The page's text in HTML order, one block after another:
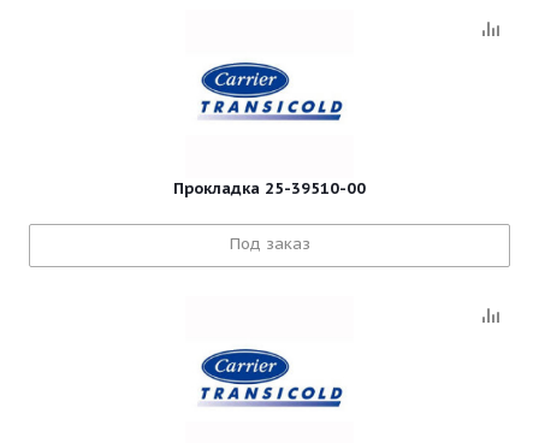
Прокладка 25-39510-00
Под заказ